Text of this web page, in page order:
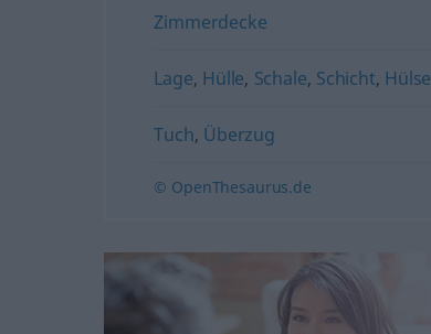
Zimmerdecke
Lage, Hülle, Schale, Schicht, Hülse
Tuch, Überzug
© OpenThesaurus.de